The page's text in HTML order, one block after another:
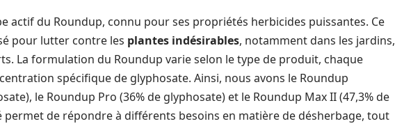
actif du Roundup, connu pour ses propriétés herbicides puissantes. Ce
pour lutter contre les plantes indésirables, notamment dans les jardins,
La formulation du Roundup varie selon le type de produit, chaque
spécifique de glyphosate. Ainsi, nous avons le Roundup
le Roundup Pro (36% de glyphosate) et le Roundup Max II (47,3% de
permet de répondre à différents besoins en matière de désherbage, tout